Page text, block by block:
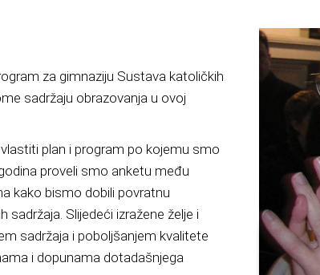
za gimnaziju Sustava katoličkih
sadržaju obrazovanja u ovoj
plan i program po kojemu smo
proveli smo anketu među
kako bismo dobili povratnu
Slijedeći izražene želje i
sadržaja i poboljšanjem kvalitete
i dopunama dotadašnjega